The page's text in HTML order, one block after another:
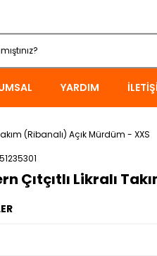
YARDIM
(Ribanalı) Açık Mürdüm - XXS
51235301
Çıtçıtlı Likralı